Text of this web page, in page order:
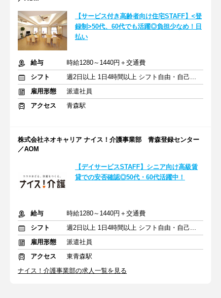
【サービス付き高齢者向け住宅STAFF】<登
録制>50代、60代でも活躍◎負担少なめ！日
払い
給与
時給1280～1440円＋交通費
シフト
週2日以上 1日4時間以上 シフト自由・自己申告
雇用形態
派遣社員
アクセス
青森駅
株式会社ネオキャリア ナイス！介護事業部 青森登録センター
／AOM
【デイサービスSTAFF】シニア向け高級賃
貸での安否確認◎50代・60代活躍中！
給与
時給1280～1440円＋交通費
シフト
週2日以上 1日4時間以上 シフト自由・自己申告
雇用形態
派遣社員
アクセス
東青森駅
ナイス！介護事業部の求人一覧を見る